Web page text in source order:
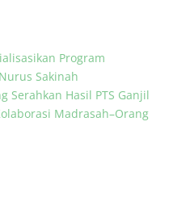
Program
Sakinah
Serahkan Hasil PTS Ganjil
Madrasah–Orang